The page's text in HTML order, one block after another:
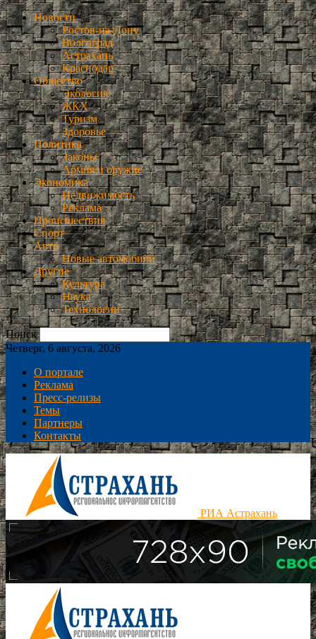
Новости
Ростов-на-Дону
Волгоград
Астрахань
Краснодар
Общество
Экология
ЖКХ
Туризм
Здоровье
Политика
Законы
Армия и оружие
Экономика
Недвижимость
Реклама
Происшествия
Спорт
Авто
Новые автомобили
Другие
Культура
Наука
Технологии
Поиск
Четверг, 6 августа, 2026
О портале
Реклама
Пресс-релизы
Темы
Партнеры
Контакты
РИА Астрахань